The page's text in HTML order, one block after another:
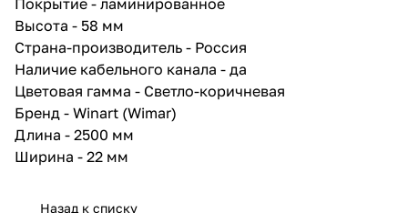
Высота - 58 мм
Страна-производитель - Россия
Наличие кабельного канала - да
Цветовая гамма - Светло-коричневая
Бренд - Winart (Wimar)
Длина - 2500 мм
Ширина - 22 мм
Назад к списку